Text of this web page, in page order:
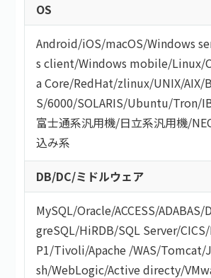
OS
Android/iOS/macOS/Windows
s client/Windows mobile/Linux/
a Core/RedHat/zlinux/UNIX/AIX/
S/6000/SOLARIS/Ubuntu/Tron/
富士通系汎用機/日立系汎用機/
込み系
DB/DC/ミドルウェア
MySQL/Oracle/ACCESS/ADABAS/
greSQL/HiRDB/SQL Server/CICS/
P1/Tivoli/Apache /WAS/Tomcat/
sh/WebLogic/Active directy/